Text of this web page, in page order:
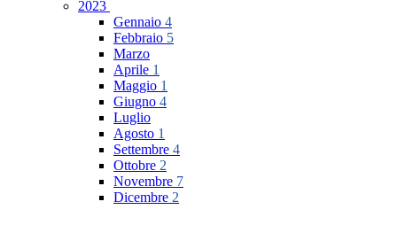
2023
Gennaio 4
Febbraio 5
Marzo
Aprile 1
Maggio 1
Giugno 4
Luglio
Agosto 1
Settembre 4
Ottobre 2
Novembre 7
Dicembre 2